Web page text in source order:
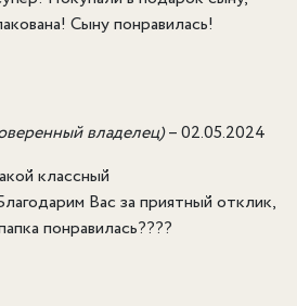
Сыну понравилась!
владелец)–02.05.2024
классный
Вас за приятный отклик,
понравилась????